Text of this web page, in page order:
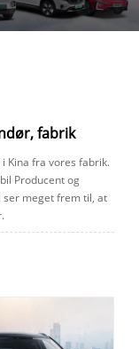
fabrik
Kina fra vores fabrik.
Producent og
ser meget frem til, at